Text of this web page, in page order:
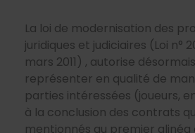
La loi de modernisation des
juridiques et judiciaires (Loi n°
mars 2011) , autorise
représenter en qualité de
parties intéressées (joueurs,
à la conclusion des contrats
mentionnés au premier alinéa